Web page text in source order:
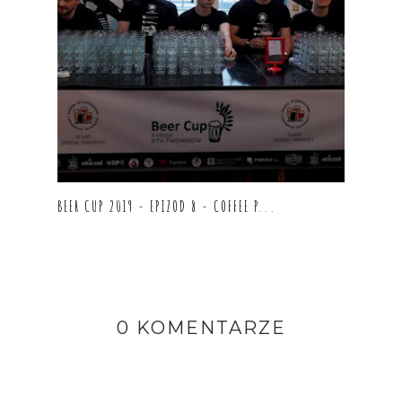
BEER CUP 2019 - EPIZOD 8 - COFFEE P...
0 KOMENTARZE